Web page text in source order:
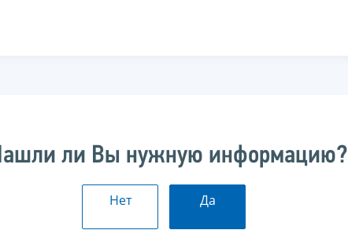
ли Вы нужную информацию?
Нет Да